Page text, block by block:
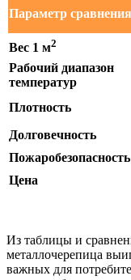
Параметр сравнения
Вес 1 м2
Рабочий диапазон
температур
Плотность
Долговечность
Пожаробезопасность
Цена
Из таблицы и
металлочерепица
важных для